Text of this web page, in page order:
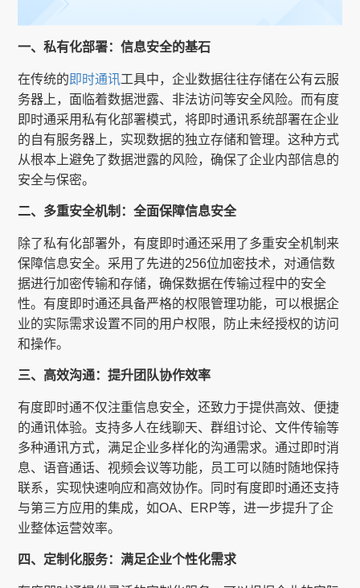
一、私有化部署：信息安全的基石
在传统的 即时通讯工具中，企业数据往往存储在公有云服
务器上，面临着数据泄露、非法访问等安全风险。而有度
即时通采用私有化部署模式，将即时通讯系统部署在企业
的自有服务器上，实现数据的独立存储和管理。这种方式
从根本上避免了数据泄露的风险，确保了企业内部信息的
安全与保密。
二、多重安全机制：全面保障信息安全
除了私有化部署外，有度即时通还采用了多重安全机制来
保障信息安全。采用了先进的256位加密技术，对通信数
据进行加密传输和存储，确保数据在传输过程中的安全
性。有度即时通还具备严格的权限管理功能，可以根据企
业的实际需求设置不同的用户权限，防止未经授权的访问
和操作。
三、高效沟通：提升团队协作效率
有度即时通不仅注重信息安全，还致力于提供高效、便捷
的通讯体验。支持多人在线聊天、群组讨论、文件传输等
多种通讯方式，满足企业多样化的沟通需求。通过即时消
息、语音通话、视频会议等功能，员工可以随时随地保持
联系，实现快速响应和高效协作。同时有度即时通还支持
与第三方应用的集成，如OA、ERP等，进一步提升了企
业整体运营效率。
四、定制化服务：满足企业个性化需求